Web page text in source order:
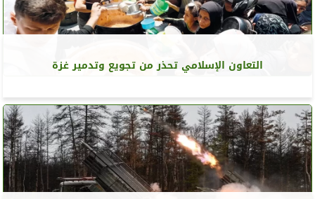
التعاون الإسلامي تحذر من تجويع وتدمير غزة